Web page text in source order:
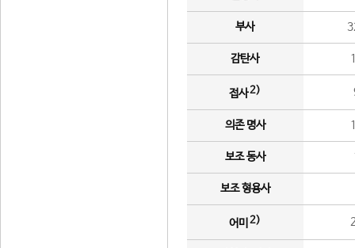
부사
감탄사
접사2)
의존 명사
보조 동사
보조 형용사
어미 2)